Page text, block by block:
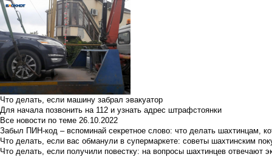
Что делать, если машину забрал эвакуатор
Для начала позвонить на 112 и узнать адрес штрафстоянки
Все новости по теме 26.10.2022
Забыл ПИН-код – вспоминай секретное слово: что делать шахтинцам,
Что делать, если вас обманули в супермаркете: советы шахтинским
Что делать, если получили повестку: на вопросы шахтинцев отвечают